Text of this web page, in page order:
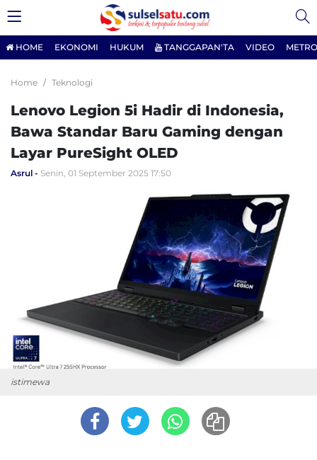
HOME EKONOMI HUKUM TANGGAPAN'TA VIDEO
Home Teknologi
Lenovo Legion 5i Hadir di Indonesia,
Bawa Standar Baru Gaming dengan
Layar PureSight OLED
Asrul Senin, 01 September 2025 17:50
istimewa